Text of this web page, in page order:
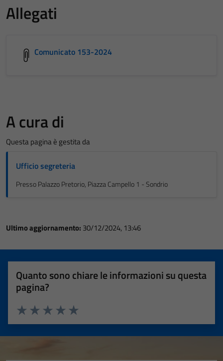
Allegati
Comunicato 153-2024
A cura di
Questa pagina è gestita da
Ufficio segreteria
Presso Palazzo Pretorio, Piazza Campello 1 - Sondrio
Ultimo aggiornamento: 30/12/2024, 13:46
Quanto sono chiare le informazioni su questa
pagina?
Valuta 5 stelle su 5
Valuta 4 stelle su 5
Valuta 3 stelle su 5
Valuta 2 stelle su 5
Valuta 1 stelle su 5